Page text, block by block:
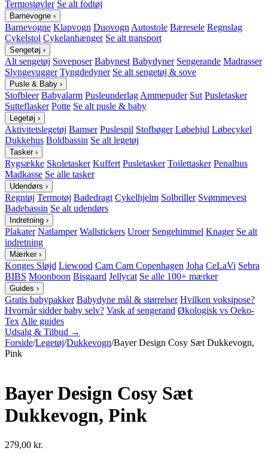
Termostøvler Se alt fodtøj
Barnevogne ›
Barnevogne Klapvogn Duovogn Autostole Bæresele Regnslag
Cykelstol Cykelanhænger Se alt transport
Sengetøj ›
Alt sengetøj Soveposer Babynest Babydyner Sengerande Madrasser
Slyngevugger Tyngdedyner Se alt sengetøj & sove
Pusle & Baby ›
Stofbleer Babyalarm Pusleunderlag Ammepuder Sut Pusletasker
Sutteflasker Potte Se alt pusle & baby
Legetøj ›
Aktivitetslegetøj Bamser Puslespil Stofbøger Løbehjul Løbecykel
Dukkehus Boldbassin Se alt legetøj
Tasker ›
Rygsække Skoletasker Kuffert Pusletasker Toilettasker Penalhus
Madkasse Se alle tasker
Udendørs ›
Regntøj Termotøj Badedragt Cykelhjelm Solbriller Svømmevest
Badebassin Se alt udendørs
Indretning ›
Plakater Natlamper Wallstickers Uroer Sengehimmel Knager Se alt
indretning
Mærker ›
Konges Sløjd Liewood Cam Cam Copenhagen Joha CeLaVi Sebra
BIBS Moonboon Bisgaard Jellycat Se alle 100+ mærker
Guides ›
Gratis babypakker Babydyne mål & størrelser Hvilken voksipose?
Hvornår sidder baby selv? Vask af sengerand Økologisk vs Oeko-
Tex Alle guides
Udsalg & Tilbud →
Forside/Legetøj/Dukkevogn/Bayer Design Cosy Sæt Dukkevogn,
Pink
Bayer Design Cosy Sæt
Dukkevogn, Pink
279,00 kr.